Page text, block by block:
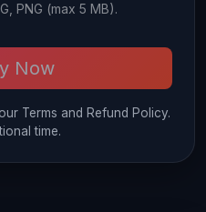
PNG (max 5 MB).
Now
Terms and Refund Policy.
time.